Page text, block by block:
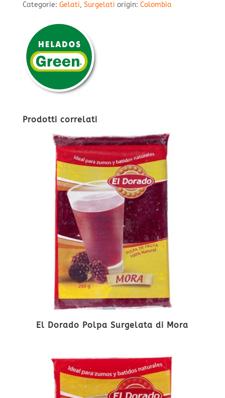
Categorie: Gelati, Surgelati origin: Colombia
Prodotti correlati
El Dorado Polpa Surgelata di Mora